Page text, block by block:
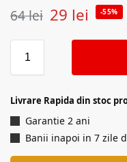
64lei 29 lei -55%
Livrare Rapida din stoc
Garantie 2 ani
Banii inapoi in 7 zile